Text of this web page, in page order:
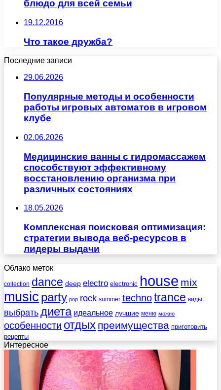
блюдо для всей семьи
19.12.2016
Что такое дружба?
Последние записи
29.06.2026
Популярные методы и особенности
работы игровых автоматов в игровом
клубе
02.06.2026
Медицинские ванны с гидромассажем
способствуют эффективному
восстановлению организма при
различных состояниях
18.05.2026
Комплексная поисковая оптимизация:
стратегии вывода веб-ресурсов в
лидеры выдачи
Облако меток
collection dance deep electro electronic house mix
music party pop rock summer technotrance виды
выбратьдиета идеальное лучшие меню можно
особенности отдых преимущества приготовить
рецепты
Интересное